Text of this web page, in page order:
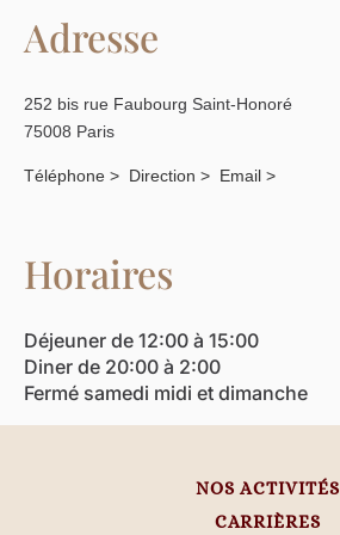
Adresse
252 bis rue Faubourg Saint-Honoré
75008 Paris
Téléphone > Direction > Email >
Horaires
Déjeuner de 12:00 à 15:00
Diner de 20:00 à 2:00
Fermé samedi midi et dimanche
NOS ACTIVITÉS
CARRIÈRES